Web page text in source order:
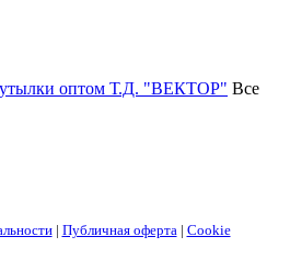
оптом Т.Д. "ВЕКТОР" Все
| Публичная оферта | Cookie